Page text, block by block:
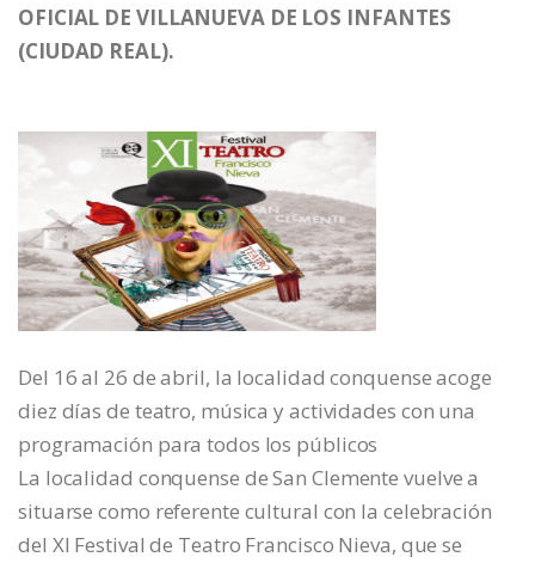
OFICIAL DE VILLANUEVA DE LOS INFANTES
(CIUDAD REAL).
Del 16 al 26 de abril, la localidad conquense acoge
diez días de teatro, música y actividades con una
programación para todos los públicos
La localidad conquense de San Clemente vuelve a
situarse como referente cultural con la celebración
del XI Festival de Teatro Francisco Nieva, que se